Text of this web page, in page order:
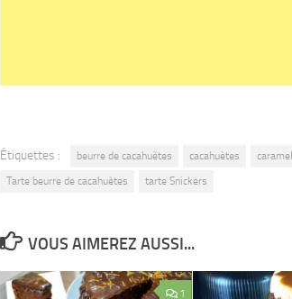
Étiquettes : beurre de cacahuètes cacahuètes caramel
Tarte beurre de cacahuètes
tarte Snickers
VOUS AIMEREZ AUSSI...
1